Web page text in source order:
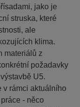
jako je
struska, které
ale
klima.
materiálů z
požadavky
U5.
v rámci aktuálního
- něco